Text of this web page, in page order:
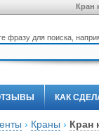
Кран
фразу для поиска,
КАК
› Краны › Кран